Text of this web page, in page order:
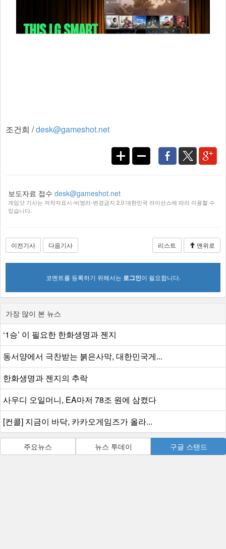
조건희 /desk@gameshot.net
보도자료 접수 desk@gameshot.net
게임샷 기사는 저작자표시-비영리-변경금지 2.0 대한민국 라이선스에 따라 이용할 수
있습니다.
이전기사 다음기사 리스트 맨위로
코멘트를 등록하기 위해서는 로그인이 필요합니다.
가장 많이 본 뉴스
‘1승’ 이 필요한 한화생명과 젠지
동서양에서 극찬받는 붉은사막, 대한민국게...
한화생명과 젠지의 추락
사우디 오일머니, EA마저 78조 원에 삼켰다
[컨콜] 지금이 바닥, 카카오게임즈가 올라...
주요뉴스 뉴스 투데이 구글 스탠드